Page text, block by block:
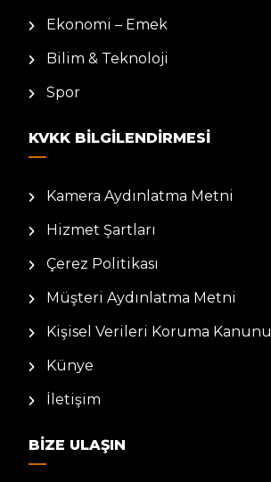
Ekonomi – Emek
Bilim & Teknoloji
Spor
KVKK BILGILENDIRMESI
Kamera Aydınlatma Metni
Hizmet Şartları
Çerez Politikası
Müşteri Aydınlatma Metni
Kişisel Verileri Koruma Kanunu
Künye
İletişim
BIZE ULAŞIN